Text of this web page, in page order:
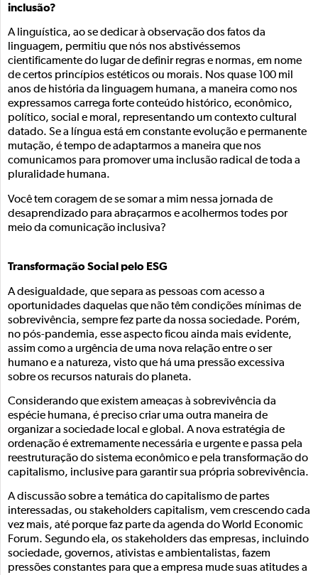
inclusão?
A linguística, ao se dedicar à observação dos fatos da
linguagem, permitiu que nós nos abstivéssemos
cientificamente do lugar de definir regras e normas, em nome
de certos princípios estéticos ou morais. Nos quase 100 mil
anos de história da linguagem humana, a maneira como nos
expressamos carrega forte conteúdo histórico, econômico,
político, social e moral, representando um contexto cultural
datado. Se a língua está em constante evolução e permanente
mutação, é tempo de adaptarmos a maneira que nos
comunicamos para promover uma inclusão radical de toda a
pluralidade humana.
Você tem coragem de se somar a mim nessa jornada de
desaprendizado para abraçarmos e acolhermos todes por
meio da comunicação inclusiva?
Transformação Social pelo ESG
A desigualdade, que separa as pessoas com acesso a
oportunidades daquelas que não têm condições mínimas de
sobrevivência, sempre fez parte da nossa sociedade. Porém,
no pós-pandemia, esse aspecto ficou ainda mais evidente,
assim como a urgência de uma nova relação entre o ser
humano e a natureza, visto que há uma pressão excessiva
sobre os recursos naturais do planeta.
Considerando que existem ameaças à sobrevivência da
espécie humana, é preciso criar uma outra maneira de
organizar a sociedade local e global. A nova estratégia de
ordenação é extremamente necessária e urgente e passa pela
reestruturação do sistema econômico e pela transformação do
capitalismo, inclusive para garantir sua própria sobrevivência.
A discussão sobre a temática do capitalismo de partes
interessadas, ou stakeholders capitalism, vem crescendo cada
vez mais, até porque faz parte da agenda do World Economic
Forum. Segundo ela, os stakeholders das empresas, incluindo
sociedade, governos, ativistas e ambientalistas, fazem
pressões constantes para que a empresa mude suas atitudes a